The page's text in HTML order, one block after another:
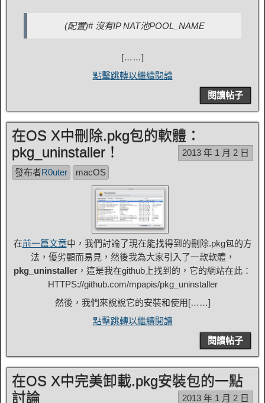
(配置)# 沒有IP NAT池POOL_NAME
[……]
點擊跳轉以繼續閱讀
閱讀帖子
在OS X中刪除.pkg包的軟體：
pkg_uninstaller！
2013 年 1 月 2 日
發布者R0uter macOS
在前一篇文章中，我們討論了現在能找得到的刪除.pkg包的方
法，優劣顯而易見，然後我為大家引入了一款軟體，
pkg_uninstaller ，這是我在github上找到的，它的網站在此：
HTTPS://github.com/mpapis/pkg_uninstaller
然後，我們來說說它的安裝和使用[……]
點擊跳轉以繼續閱讀
閱讀帖子
在OS X中完美卸載.pkg安裝包的一點
討論
2013 年 1 月 2 日